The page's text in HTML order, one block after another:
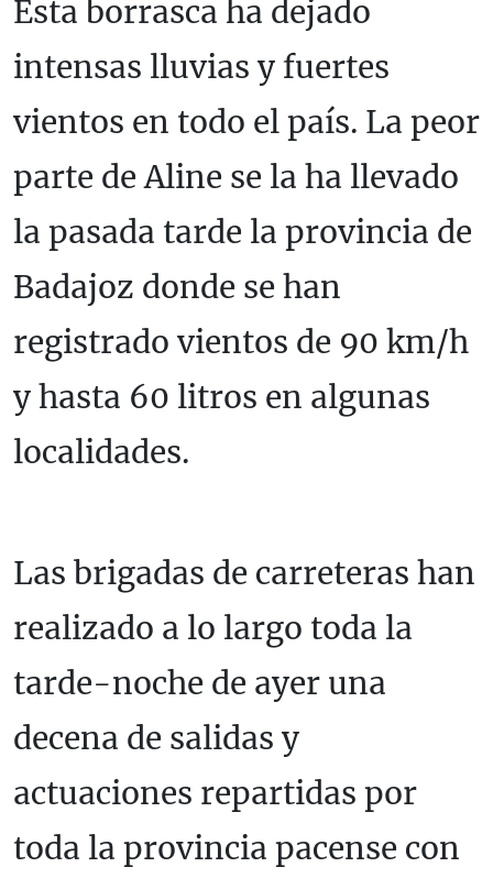
Esta borrasca ha dejado
intensas lluvias y fuertes
vientos en todo el país. La peor
parte de Aline se la ha llevado
la pasada tarde la provincia de
Badajoz donde se han
registrado vientos de 90 km/h
y hasta 60 litros en algunas
localidades.
Las brigadas de carreteras han
realizado a lo largo toda la
tarde-noche de ayer una
decena de salidas y
actuaciones repartidas por
toda la provincia pacense con